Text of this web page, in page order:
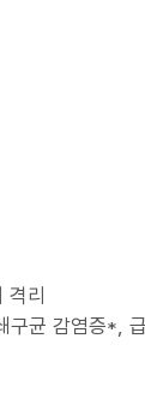
리
구균 감염증*,